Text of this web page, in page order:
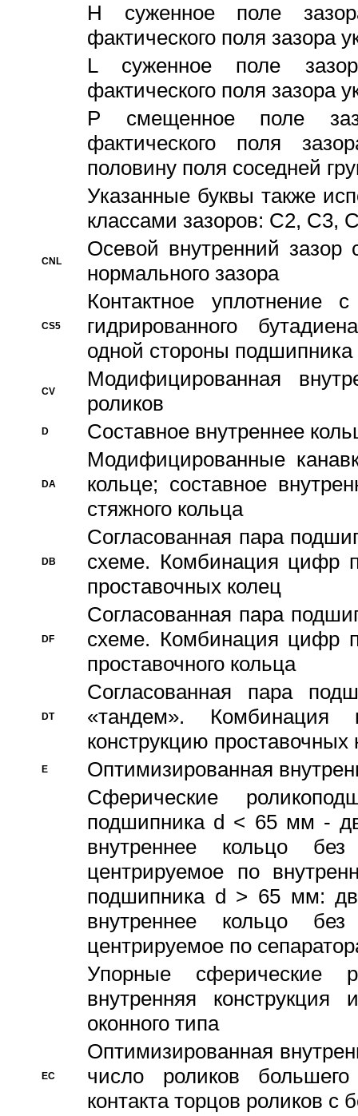
H суженное поле
фактического поля зазора
L суженное поле
фактического поля зазора
P смещенное поле
фактического поля
половину поля соседней
Указанные буквы также
классами зазоров: С2,
CNL
Осевой внутренний зазор
нормального зазора
CS5
Контактное уплотнение
гидрированного
одной стороны подшипника
CV
Модифицированная
роликов
D Составное внутреннее
DA
Модифицированные
кольце; составное
стяжного кольца
DB
Согласованная пара
схеме. Комбинация цифр
проставочных колец
DF
Согласованная пара
схеме. Комбинация цифр
проставочного кольца
DT
Согласованная пара
«тандем».
конструкцию проставочных
E
Оптимизированная
Сферические
подшипника d < 65 мм -
внутреннее кольцо
центрируемое по
подшипника d > 65 мм:
внутреннее кольцо
центрируемое по
Упорные сферические
внутренняя
оконного типа
EC
Oптимизированная
число роликов
контакта торцов роликов с